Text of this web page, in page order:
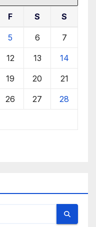
F S S
5 6 7
12 13 14
19 20 21
26 27 28